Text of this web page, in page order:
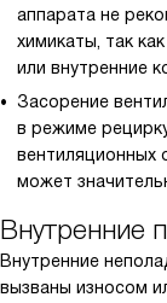
аппарата не
химикаты, так
или внутренние
Засорение
в режиме
вентиляционных
может
Внутренние
Внутренние
вызваны износом